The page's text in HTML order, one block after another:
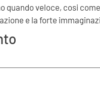
quando veloce, cosi
e la forte